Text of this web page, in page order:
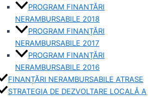
PROGRAM FINANTĂRI
NERAMBURSABILE 2018
PROGRAM FINANȚĂRI
NERAMBURSABILE 2017
PROGRAM FINANȚĂRI
NERAMBURSABILE 2016
FINANȚĂRI NERAMBURSABILE ATRASE
STRATEGIA DE DEZVOLTARE LOCALĂ A